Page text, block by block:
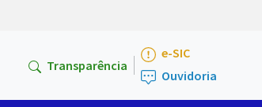
Transparência
e-SIC
Ouvidoria